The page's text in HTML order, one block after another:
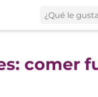
comer